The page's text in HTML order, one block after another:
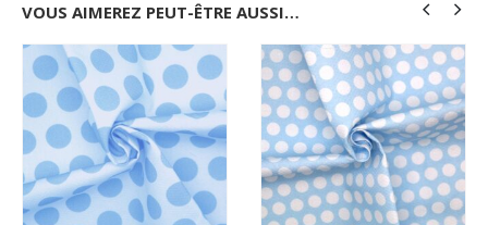
VOUS AIMEREZ PEUT-ÊTRE AUSSI…